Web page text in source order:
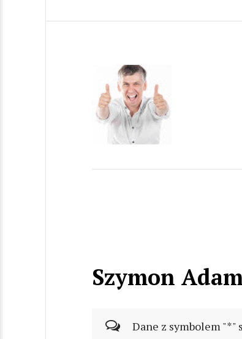
Szymon
Dane z symbolem "*"